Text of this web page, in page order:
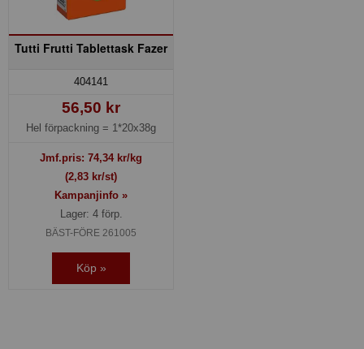
Tutti Frutti Tablettask Fazer
404141
56,50 kr
Hel förpackning = 1*20x38g
Jmf.pris: 74,34 kr/kg
(2,83 kr/st)
Kampanjinfo »
Lager: 4 förp.
BÄST-FÖRE 261005
Köp »